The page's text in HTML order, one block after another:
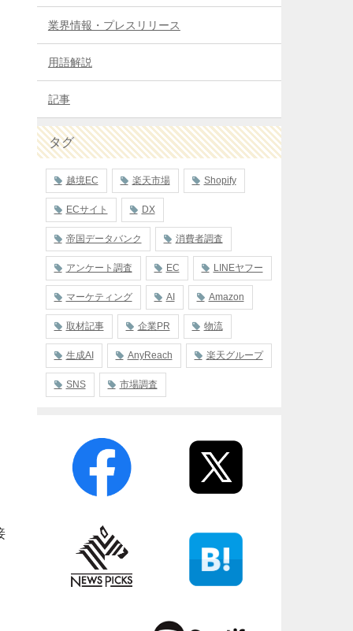
業界情報・プレスリリース
用語解説
記事
タグ
越境EC 楽天市場 Shopify
ECサイト DX
帝国データバンク 消費者調査
アンケート調査 EC LINEヤフー
マーケティング AI Amazon
取材記事 企業PR 物流
生成AI AnyReach 楽天グループ
SNS 市場調査